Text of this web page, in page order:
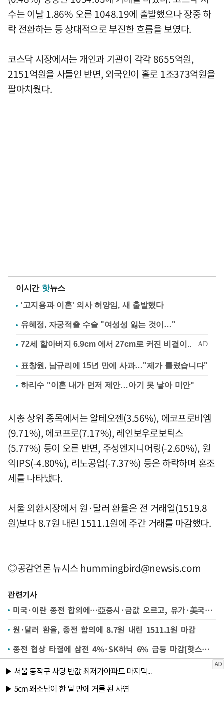
수는 이날 1.86% 오른 1048.19에 출발했으나 장중 하
락 전환하는 등 상대적으로 부진한 흐름을 보였다.
코스닥 시장에서는 개인과 기관이 각각 8655억원,
2151억원을 사들인 반면, 외국인이 홀로 1조373억원을
팔아치웠다.
이시간 핫뉴스
'고지용과 이혼' 의사 허양임, 새 출발했다
유혜정, 자궁적출 수술 "여성성 잃는 것이…"
표창원, 남규리에 15년 만에 사과…"제가 틀렸습니다"
하리수 "이혼 내가 먼저 제안…아기 못 낳아 미안"
시총 상위 종목에서는 알테오젠(3.56%), 에코프로비엠
(9.71%), 에코프로(7.17%), 레인보우로보틱스
(5.77%) 등이 오른 반면, 주성엔지니어링(-2.60%), 원
익IPS(-4.80%), 리노공업(-7.37%) 등은 하락하며 혼조
세를 나타냈다.
서울 외환시장에서 원·달러 환율은 전 거래일(1519.8
원)보다 8.7원 내린 1511.1원에 주간 거래를 마감했다.
◎공감언론 뉴시스hummingbird@newsis.com
관련기사
미국·이란 종전 합의에…亞증시·금값 오르고, 유가·美국채 내려
원·달러 환율, 종전 합의에 8.7원 내린 1511.1원 마감
종전 협상 타결에 삼전 4%·SK하닉 6% 급등 마감[핫스탁](종합)